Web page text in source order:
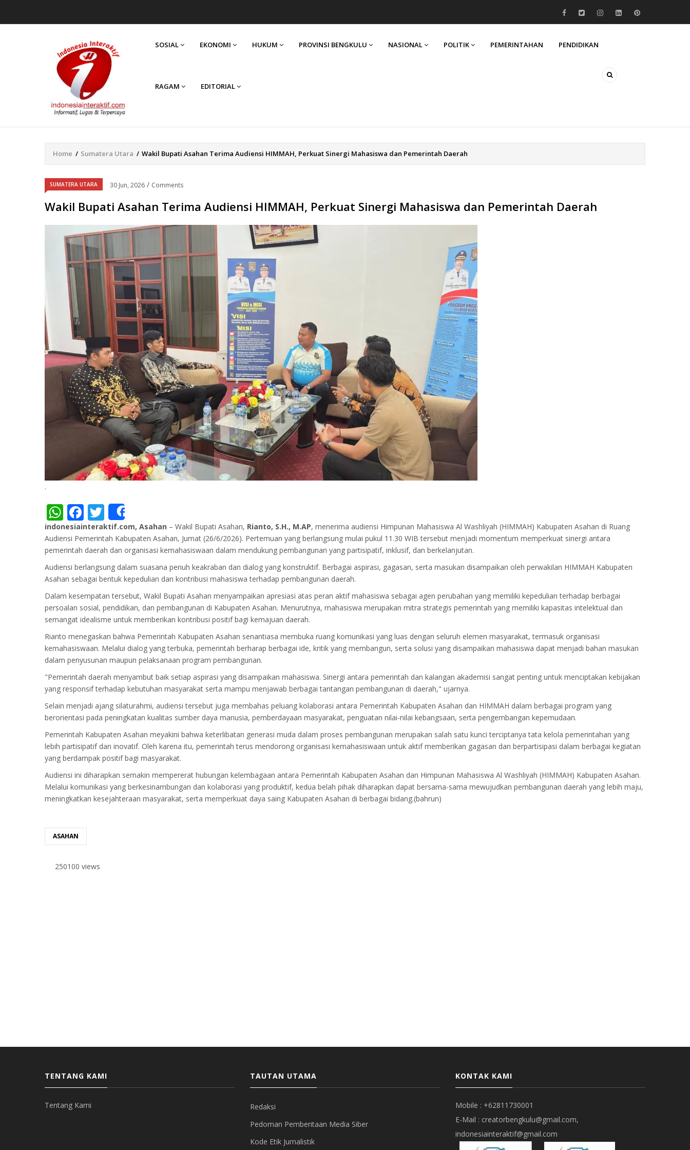
MAIN
SOSIAL EKONOMI HUKUM PROVINSI BENGKULU NASIONAL POLITIK PEMERINTAHAN PENDIDIKAN
RAGAM EDITORIAL
Breadcrumb
Home / Sumatera Utara / Wakil Bupati Asahan Terima Audiensi HIMMAH, Perkuat Sinergi Mahasiswa dan Pemerintah Daerah
SUMATERA UTARA 30 Jun, 2026 / Comments
Wakil Bupati Asahan Terima Audiensi HIMMAH, Perkuat Sinergi Mahasiswa dan Pemerintah Daerah
.
WhatsApp
Facebook
Twitter
indonesiainteraktif.com, Asahan – Wakil Bupati Asahan, Rianto, S.H., M.AP, menerima audiensi Himpunan Mahasiswa Al Washliyah (HIMMAH) Kabupaten Asahan di Ruang
Audiensi Pemerintah Kabupaten Asahan, Jumat (26/6/2026). Pertemuan yang berlangsung mulai pukul 11.30 WIB tersebut menjadi momentum memperkuat sinergi antara
pemerintah daerah dan organisasi kemahasiswaan dalam mendukung pembangunan yang partisipatif, inklusif, dan berkelanjutan.
Audiensi berlangsung dalam suasana penuh keakraban dan dialog yang konstruktif. Berbagai aspirasi, gagasan, serta masukan disampaikan oleh perwakilan HIMMAH Kabupaten
Asahan sebagai bentuk kepedulian dan kontribusi mahasiswa terhadap pembangunan daerah.
Dalam kesempatan tersebut, Wakil Bupati Asahan menyampaikan apresiasi atas peran aktif mahasiswa sebagai agen perubahan yang memiliki kepedulian terhadap berbagai
persoalan sosial, pendidikan, dan pembangunan di Kabupaten Asahan. Menurutnya, mahasiswa merupakan mitra strategis pemerintah yang memiliki kapasitas intelektual dan
semangat idealisme untuk memberikan kontribusi positif bagi kemajuan daerah.
Rianto menegaskan bahwa Pemerintah Kabupaten Asahan senantiasa membuka ruang komunikasi yang luas dengan seluruh elemen masyarakat, termasuk organisasi
kemahasiswaan. Melalui dialog yang terbuka, pemerintah berharap berbagai ide, kritik yang membangun, serta solusi yang disampaikan mahasiswa dapat menjadi bahan masukan
dalam penyusunan maupun pelaksanaan program pembangunan.
"Pemerintah daerah menyambut baik setiap aspirasi yang disampaikan mahasiswa. Sinergi antara pemerintah dan kalangan akademisi sangat penting untuk menciptakan kebijakan
yang responsif terhadap kebutuhan masyarakat serta mampu menjawab berbagai tantangan pembangunan di daerah," ujarnya.
Selain menjadi ajang silaturahmi, audiensi tersebut juga membahas peluang kolaborasi antara Pemerintah Kabupaten Asahan dan HIMMAH dalam berbagai program yang
berorientasi pada peningkatan kualitas sumber daya manusia, pemberdayaan masyarakat, penguatan nilai-nilai kebangsaan, serta pengembangan kepemudaan.
Pemerintah Kabupaten Asahan meyakini bahwa keterlibatan generasi muda dalam proses pembangunan merupakan salah satu kunci terciptanya tata kelola pemerintahan yang
lebih partisipatif dan inovatif. Oleh karena itu, pemerintah terus mendorong organisasi kemahasiswaan untuk aktif memberikan gagasan dan berpartisipasi dalam berbagai kegiatan
yang berdampak positif bagi masyarakat.
Audiensi ini diharapkan semakin mempererat hubungan kelembagaan antara Pemerintah Kabupaten Asahan dan Himpunan Mahasiswa Al Washliyah (HIMMAH) Kabupaten Asahan.
Melalui komunikasi yang berkesinambungan dan kolaborasi yang produktif, kedua belah pihak diharapkan dapat bersama-sama mewujudkan pembangunan daerah yang lebih maju,
meningkatkan kesejahteraan masyarakat, serta memperkuat daya saing Kabupaten Asahan di berbagai bidang.(bahrun)
ASAHAN
250100 views
TENTANG KAMI
Tentang Kami
TAUTAN UTAMA
Redaksi
Pedoman Pemberitaan Media Siber
Kode Etik Jurnalistik
KONTAK KAMI
Mobile : +62811730001
E-Mail : creatorbengkulu@gmail.com,
indonesiainteraktif@gmail.com